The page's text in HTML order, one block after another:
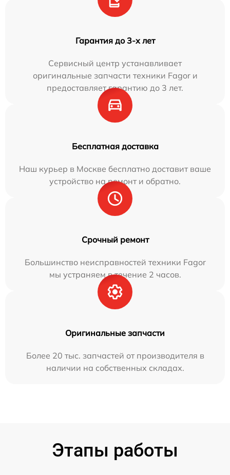
Гарантия до 3-х лет
Сервисный центр устанавливает
оригинальные запчасти техники Fagor и
предоставляет гарантию до 3 лет.
Бесплатная доставка
Наш курьер в Москве бесплатно доставит ваше
устройство на ремонт и обратно.
Срочный ремонт
Большинство неисправностей техники Fagor
мы устраняем в течение 2 часов.
Оригинальные запчасти
Более 20 тыс. запчастей от производителя в
наличии на собственных складах.
Этапы работы